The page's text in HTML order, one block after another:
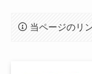
当ページのリ